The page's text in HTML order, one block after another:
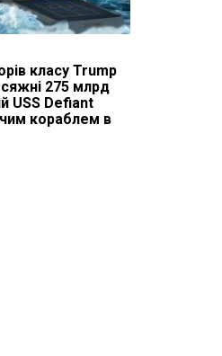
класу Trump
275 млрд
USS Defiant
кораблем в